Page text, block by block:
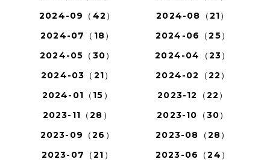
2024-09（42）
2024-08（21）
2024-07（18）
2024-06（25）
2024-05（30）
2024-04（23）
2024-03（21）
2024-02（22）
2024-01（15）
2023-12（22）
2023-11（28）
2023-10（30）
2023-09（26）
2023-08（28）
2023-07（21）
2023-06（24）